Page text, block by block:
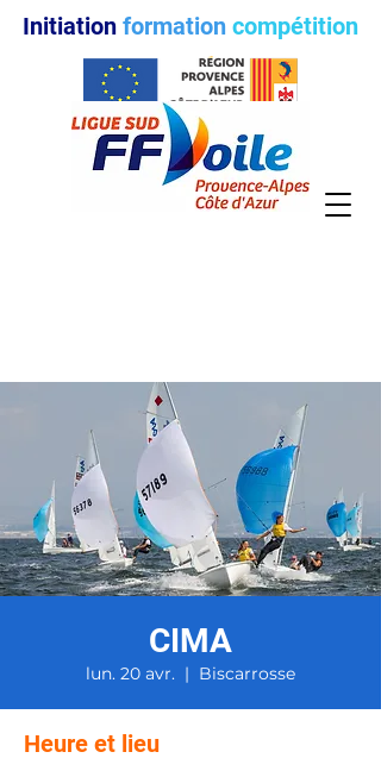
Initiation formation compétition
CIMA
lun. 20 avr.
  |
Biscarrosse
Heure et lieu